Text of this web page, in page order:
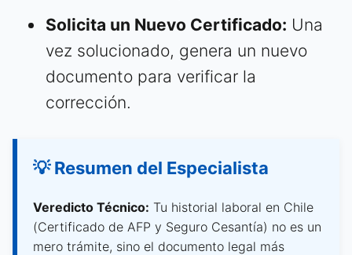
Solicita un Nuevo Certificado: Una
vez solucionado, genera un nuevo
documento para verificar la
corrección.
💡 Resumen del Especialista
Veredicto Técnico: Tu historial laboral en Chile
(Certificado de AFP y Seguro Cesantía) no es un
mero trámite, sino el documento legal más